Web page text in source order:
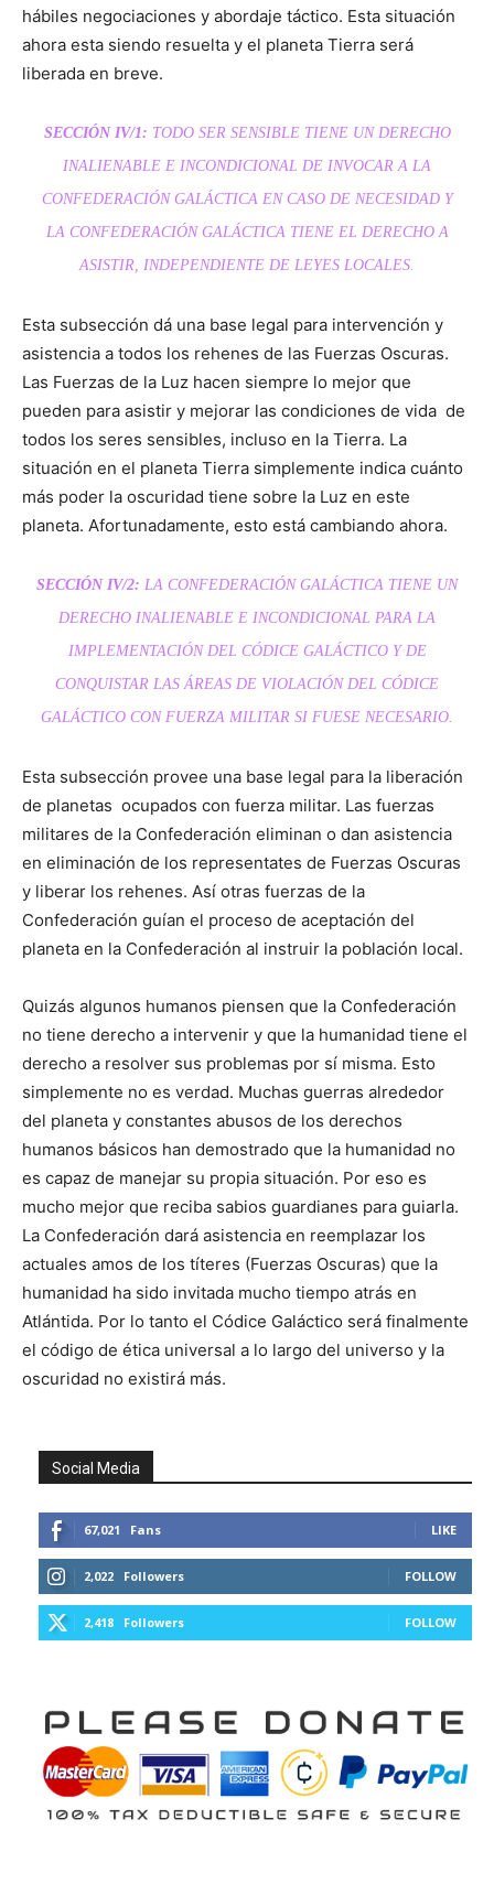
hábiles negociaciones y abordaje táctico. Esta situación
ahora esta siendo resuelta y el planeta Tierra será
liberada en breve.
SECCIÓN IV/1: TODOSER SENSIBLE TIENE UN DERECHO
INALIENABLE E INCONDICIONAL DE INVOCAR A LA
CONFEDERACIÓN GALÁCTICA EN CASO DE NECESIDAD Y
LA CONFEDERACIÓN GALÁCTICA TIENE EL DERECHO A
ASISTIR, INDEPENDIENTE DE LEYES LOCALES.
Esta subsección dá una base legal para intervención y
asistencia a todos los rehenes de las Fuerzas Oscuras.
Las Fuerzas de la Luz hacen siempre lo mejor que
pueden para asistir y mejorar las condiciones de vida de
todos los seres sensibles, incluso en la Tierra. La
situación en el planeta Tierra simplemente indica cuánto
más poder la oscuridad tiene sobre la Luz en este
planeta. Afortunadamente, esto está cambiando ahora.
SECCIÓN IV/2: LA CONFEDERACIÓNGALÁCTICA TIENE UN
DERECHO INALIENABLE E INCONDICIONAL PARA LA
IMPLEMENTACIÓN DEL CÓDICE GALÁCTICO Y DE
CONQUISTAR LAS ÁREAS DE VIOLACIÓN DEL CÓDICE
GALÁCTICO CON FUERZA MILITAR SI FUESE NECESARIO.
Esta subsección provee una base legal para la liberación
de planetas ocupados con fuerza militar. Las fuerzas
militares de la Confederación eliminan o dan asistencia
en eliminación de los representates de Fuerzas Oscuras
y liberar los rehenes. Así otras fuerzas de la
Confederación guían el proceso de aceptación del
planeta en la Confederación al instruir la población local.
Quizás algunos humanos piensen que la Confederación
no tiene derecho a intervenir y que la humanidad tiene el
derecho a resolver sus problemas por sí misma. Esto
simplemente no es verdad. Muchas guerras alrededor
del planeta y constantes abusos de los derechos
humanos básicos han demostrado que la humanidad no
es capaz de manejar su propia situación. Por eso es
mucho mejor que reciba sabios guardianes para guiarla.
La Confederación dará asistencia en reemplazar los
actuales amos de los títeres (Fuerzas Oscuras) que la
humanidad ha sido invitada mucho tiempo atrás en
Atlántida. Por lo tanto el Códice Galáctico será finalmente
el código de ética universal a lo largo del universo y la
oscuridad no existirá más.
Social Media
67,021 Fans LIKE
2,022 Followers FOLLOW
2,418 Followers FOLLOW